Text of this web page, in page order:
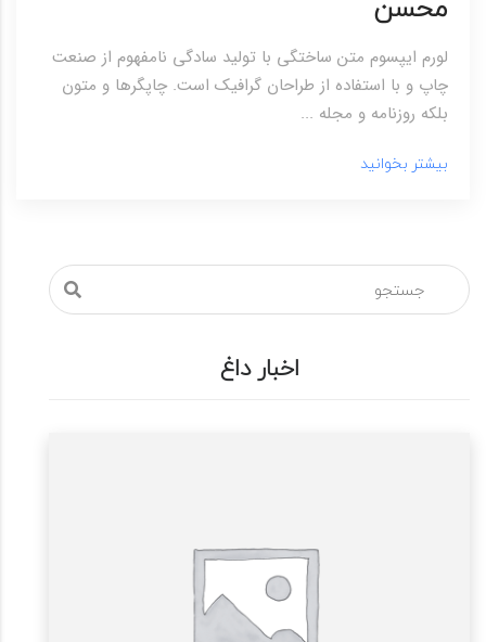
لورم ایپسوم متن ساختگی با تولید سادگی نامفهوم از صنعت
چاپ و با استفاده از طراحان گرافیک است. چاپگرها و متون
بلکه روزنامه و مجله ...
بیشتر بخوانید
اخبار داغ